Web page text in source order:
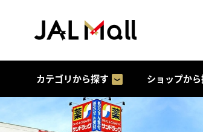
カテゴリから探す ショップか